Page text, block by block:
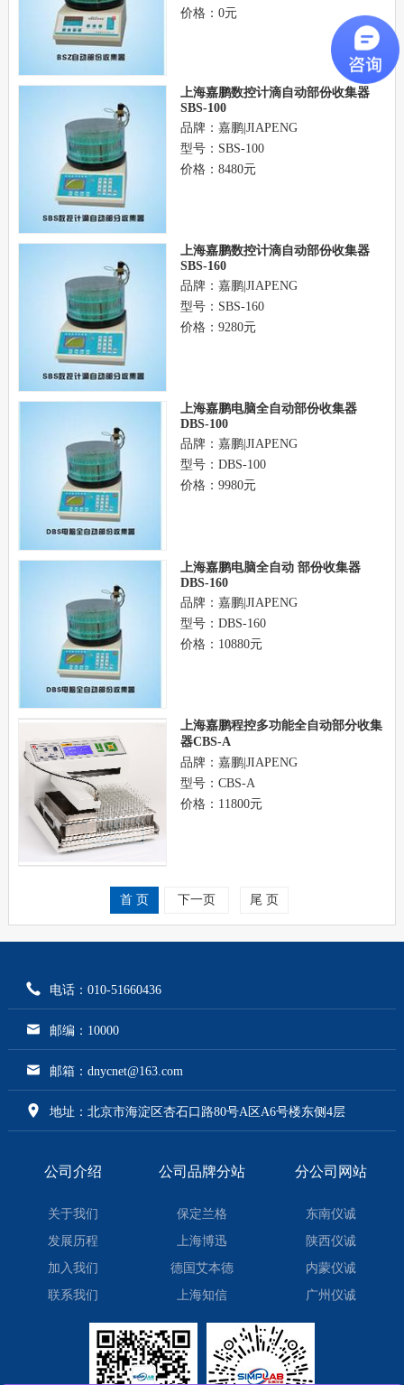
价格：0元
上海嘉鹏数控计滴自动部份收集器
SBS-100
品牌：嘉鹏|JIAPENG
型号：SBS-100
价格：8480元
上海嘉鹏数控计滴自动部份收集器
SBS-160
品牌：嘉鹏|JIAPENG
型号：SBS-160
价格：9280元
上海嘉鹏电脑全自动部份收集器
DBS-100
品牌：嘉鹏|JIAPENG
型号：DBS-100
价格：9980元
上海嘉鹏电脑全自动 部份收集器
DBS-160
品牌：嘉鹏|JIAPENG
型号：DBS-160
价格：10880元
上海嘉鹏程控多功能全自动部分收集
器CBS-A
品牌：嘉鹏|JIAPENG
型号：CBS-A
价格：11800元
首 页 下一页 尾 页
电话：010-51660436
邮编：10000
邮箱：dnycnet@163.com
地址：北京市海淀区杏石口路80号A区A6号楼东侧4层
公司介绍
关于我们
发展历程
加入我们
联系我们
公司品牌分站
保定兰格
上海博迅
德国艾本德
上海知信
分公司网站
东南仪诚
陕西仪诚
内蒙仪诚
广州仪诚